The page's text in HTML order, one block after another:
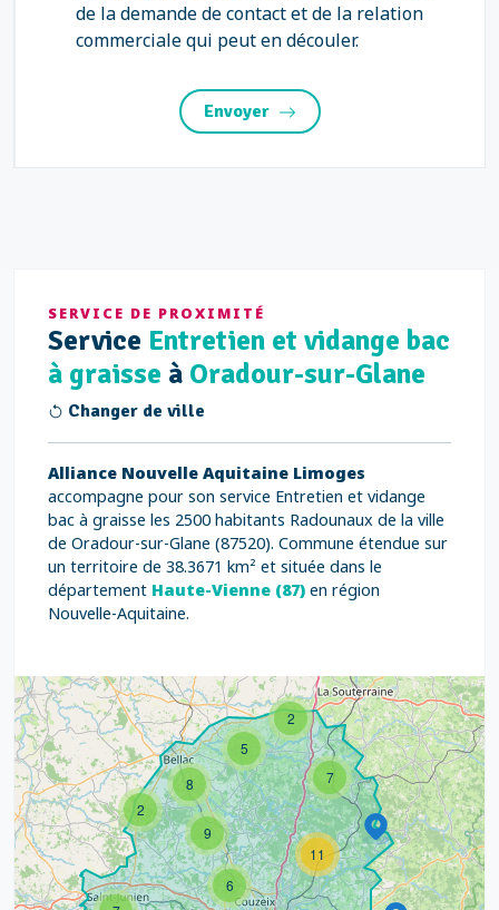
de la demande de contact et de la relation
commerciale qui peut en découler.
Envoyer
SERVICE DE PROXIMITÉ
Service Entretien et vidange bac
à graisse à Oradour-sur-Glane
Changer de ville
Alliance Nouvelle Aquitaine Limoges
accompagne pour son service Entretien et vidange
bac à graisse les 2500 habitants Radounaux de la ville
de Oradour-sur-Glane (87520). Commune étendue sur
un territoire de 38.3671 km² et située dans le
département Haute-Vienne (87) en région
Nouvelle-Aquitaine.
2
6
2
9
8
5
11
7